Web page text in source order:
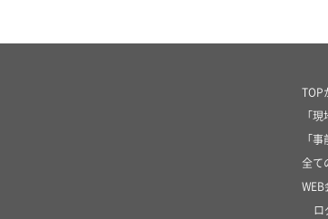
TOP
「
「
全て
WEB
ロ